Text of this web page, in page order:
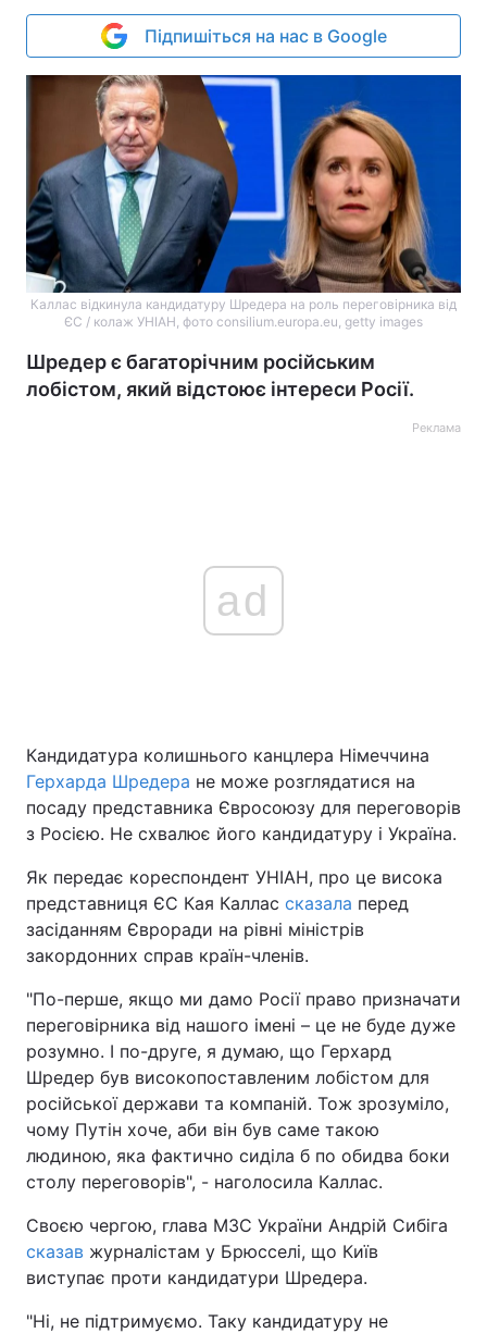
Підпишіться на нас в Google
Каллас відкинула кандидатуру Шредера на роль переговірника від
ЄС / колаж УНІАН, фото consilium.europa.eu, getty images
Шредер є багаторічним російським
лобістом, який відстоює інтереси Росії.
Реклама
ad
Кандидатура колишнього канцлера Німеччина
Герхарда Шредера не може розглядатися на
посаду представника Євросоюзу для переговорів
з Росією. Не схвалює його кандидатуру і Україна.
Як передає кореспондент УНІАН, про це висока
представниця ЄС Кая Каллас сказала перед
засіданням Євроради на рівні міністрів
закордонних справ країн-членів.
"По-перше, якщо ми дамо Росії право призначати
переговірника від нашого імені – це не буде дуже
розумно. І по-друге, я думаю, що Герхард
Шредер був високопоставленим лобістом для
російської держави та компаній. Тож зрозуміло,
чому Путін хоче, аби він був саме такою
людиною, яка фактично сиділа б по обидва боки
столу переговорів", - наголосила Каллас.
Своєю чергою, глава МЗС України Андрій Сибіга
сказав журналістам у Брюсселі, що Київ
виступає проти кандидатури Шредера.
"Ні, не підтримуємо. Таку кандидатуру не